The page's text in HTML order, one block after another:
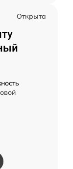
Открыта